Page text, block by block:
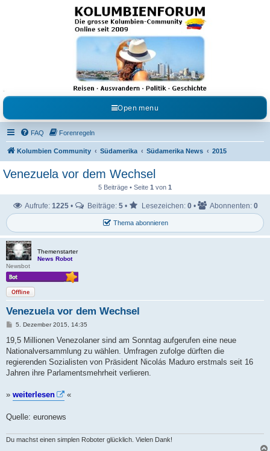
Kolumbienforum - Das
grosse Forum der
Freunde Kolumbiens
Reisen, Auswandern, Kultur, Politik, Geschichte und Visum in Kolumbien und Venezuela.
Austausch, Erfahrungen und Gemeinschaft im Kolumbienforum
Open menu
FAQ Forenregeln
Kolumbien Community Südamerika Südamerika News 2015
Venezuela vor dem Wechsel
5 Beiträge • Seite 1 von 1
Thema abonnieren
Aufrufe: 1225• Beiträge: 5• Lesezeichen: 0• Abonnenten: 0
Themenstarter
News Robot
Newsbot
Offline
Venezuela vor dem Wechsel
B
i
r
a
g
5. Dezember 2015, 14:35
19,5 Millionen Venezolaner sind am Sonntag aufgerufen eine neue
Nationalversammlung zu wählen. Umfragen zufolge dürften die
regierenden Sozialisten von Präsident Nicolás Maduro erstmals seit 16
Jahren ihre Parlamentsmehrheit verlieren.
» weiterlesen «
Quelle: euronews
Du machst einen simplen Roboter glücklich. Vielen Dank!